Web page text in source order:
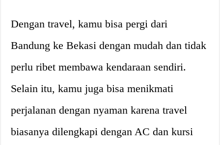
Dengan travel, kamu bisa pergi dari
Bandung ke Bekasi dengan mudah dan tidak
perlu ribet membawa kendaraan sendiri.
Selain itu, kamu juga bisa menikmati
perjalanan dengan nyaman karena travel
biasanya dilengkapi dengan AC dan kursi